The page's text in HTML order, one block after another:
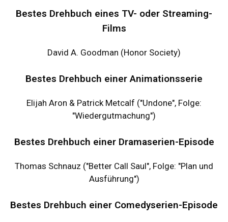
Bestes Drehbuch eines TV- oder Streaming-
Films
David A. Goodman (Honor Society)
Bestes Drehbuch einer Animationsserie
Elijah Aron & Patrick Metcalf ("Undone", Folge:
"Wiedergutmachung")
Bestes Drehbuch einer Dramaserien-Episode
Thomas Schnauz ("Better Call Saul", Folge: "Plan und
Ausführung")
Bestes Drehbuch einer Comedyserien-Episode